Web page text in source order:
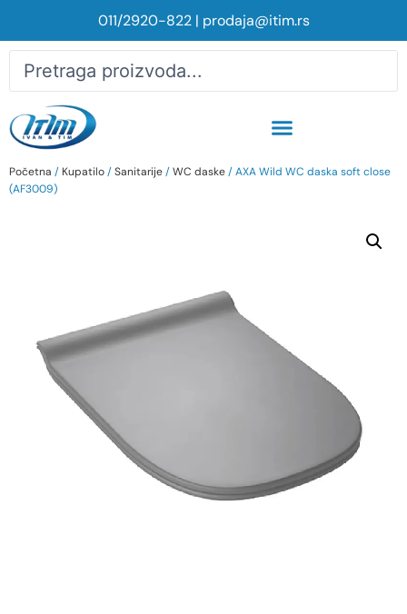
011/2920-822| prodaja@itim.rs
Početna / Kupatilo/Sanitarije/WC daske/ AXA Wild WC daska soft close
(AF3009)